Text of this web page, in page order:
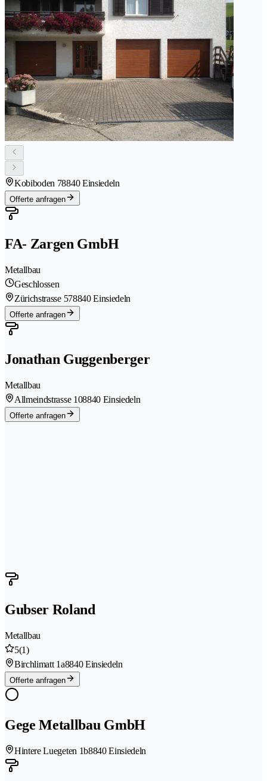
Kobiboden 78840 Einsiedeln
Offerte anfragen
FA- Zargen GmbH
Metallbau
Geschlossen
Zürichstrasse 578840 Einsiedeln
Offerte anfragen
Jonathan Guggenberger
Metallbau
Allmeindstrasse 108840 Einsiedeln
Offerte anfragen
Gubser Roland
Metallbau
5(1)
Birchlimatt 1a8840 Einsiedeln
Offerte anfragen
Gege Metallbau GmbH
Hintere Luegeten 1b8840 Einsiedeln